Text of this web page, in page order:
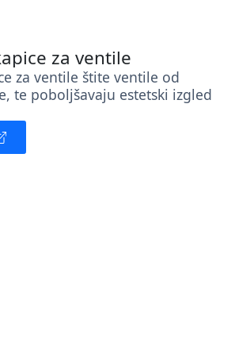
za ventile
za ventile štite ventile od
te poboljšavaju estetski izgled